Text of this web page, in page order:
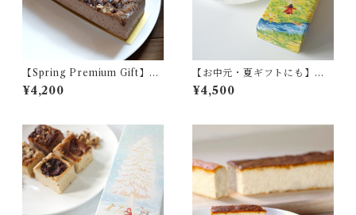
【Spring Premium Gift】フ
ァインカカオ＆いちじく の 麹
チーズケーキ（4~6人用）
¥4,200
【お中元・夏ギフトにも】春
の棚田の麹チーズケーキ -春の
４種つめ合わせBOX-
¥4,500